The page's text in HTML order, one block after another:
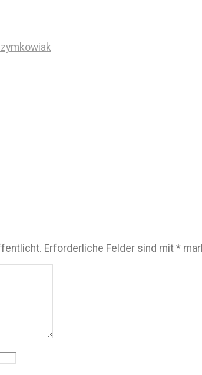
Erforderliche Felder sind mit *